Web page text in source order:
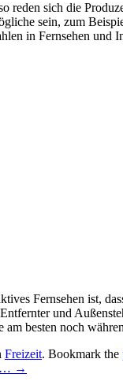
reden sich die
sein, zum
in Fernsehen und
Fernsehen ist,
und
am besten noch
Freizeit. Bookmark the
… →